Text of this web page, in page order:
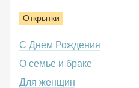
Открытки
С Днем Рождения
О семье и браке
Для женщин